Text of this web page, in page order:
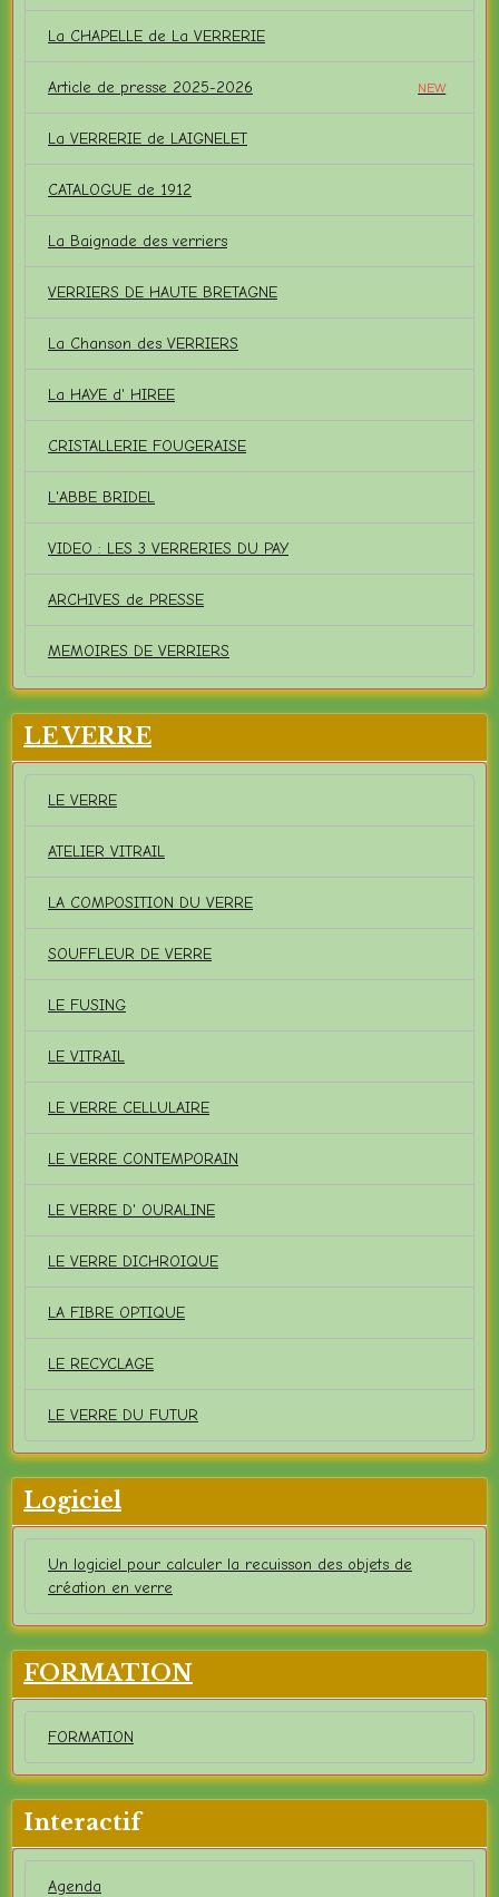
La CHAPELLE de La VERRERIE
Article de presse 2025-2026 NEW
La VERRERIE de LAIGNELET
CATALOGUE de 1912
La Baignade des verriers
VERRIERS DE HAUTE BRETAGNE
La Chanson des VERRIERS
La HAYE d' HIREE
CRISTALLERIE FOUGERAISE
L'ABBE BRIDEL
VIDEO : LES 3 VERRERIES DU PAY
ARCHIVES de PRESSE
MEMOIRES DE VERRIERS
LE VERRE
LE VERRE
ATELIER VITRAIL
LA COMPOSITION DU VERRE
SOUFFLEUR DE VERRE
LE FUSING
LE VITRAIL
LE VERRE CELLULAIRE
LE VERRE CONTEMPORAIN
LE VERRE D' OURALINE
LE VERRE DICHROIQUE
LA FIBRE OPTIQUE
LE RECYCLAGE
LE VERRE DU FUTUR
Logiciel
Un logiciel pour calculer la recuisson des objets de
création en verre
FORMATION
FORMATION
Interactif
Agenda